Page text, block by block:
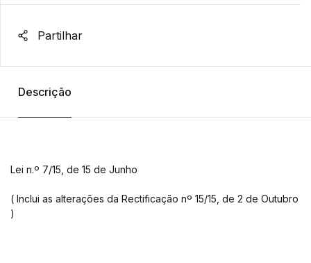
Partilhar
Descrição
Lei n.º 7/15, de 15 de Junho
( Inclui as alterações da Rectificação nº 15/15, de 2 de Outubro
)